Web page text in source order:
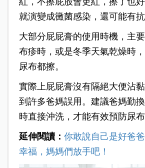
就演變成黴菌感染，還可能有抗
大部分屁屁膏的使用時機，主
布疹時，或是冬季天氣乾燥時
尿布都擦。
實際上屁屁膏沒有隔絕大便沾
到許多爸媽誤用。建議爸媽勤
時直接沖洗，才能有效預防尿布
延伸閱讀： 你敢說自己是好爸
幸福，媽媽們放手吧！